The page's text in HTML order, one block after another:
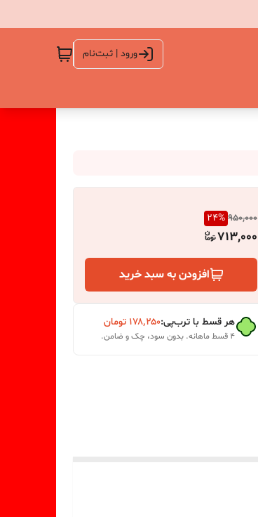
ورود | ثبت‌نام
950,000
24%
713,000
افزودن به سبد خرید
هر قسط با ترب‌پی:۱۷۸٬۲۵۰ تومان
۴ قسط ماهانه. بدون سود، چک و ضامن.